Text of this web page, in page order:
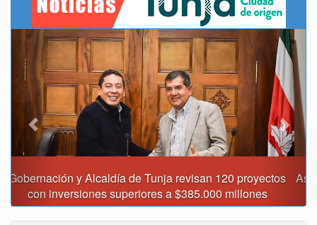
Asumió funciones nuevo secretario de Medio Ambiente de
Tunja
Previous Next